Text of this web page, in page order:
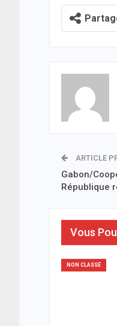
ARTICLE
Gabon/
République
Vous
NON CLASSÉ